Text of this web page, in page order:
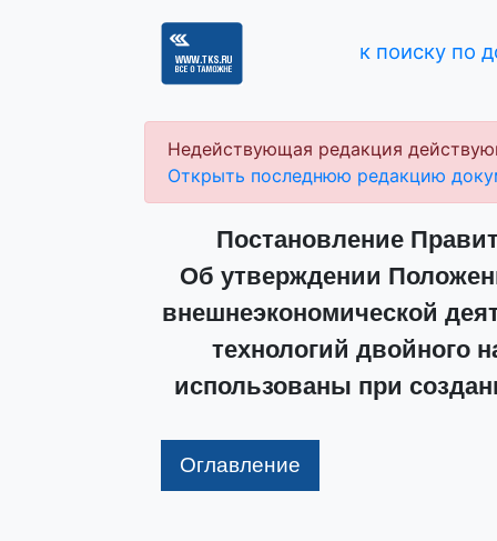
к поиску по
Недействующая редакция
Открыть последнюю редакцию
Постановление
Об утверждении
внешнеэкономической
технологий двойного
использованы при
Оглавление